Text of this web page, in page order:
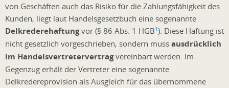
von Geschäften auch das Risiko für die Zahlungsfähigkeit des
Kunden, liegt laut Handelsgesetzbuch eine sogenannte
Delkrederehaftungvor (§ 86 Abs. 1 HGB1). Diese Haftung ist
nicht gesetzlich vorgeschrieben, sondern muss ausdrücklich
im Handelsvertretervertragvereinbart werden. Im
Gegenzug erhält der Vertreter eine sogenannte
Delkredereprovision als Ausgleich für das übernommene